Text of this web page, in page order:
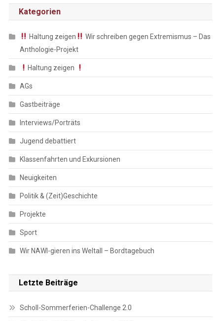
Kategorien
Haltung zeigen
Wir schreiben gegen Extremismus – Das
Anthologie-Projekt
Haltung zeigen
AGs
Gastbeiträge
Interviews/Porträts
Jugend debattiert
Klassenfahrten und Exkursionen
Neuigkeiten
Politik & (Zeit)Geschichte
Projekte
Sport
Wir NAWI-gieren ins Weltall – Bordtagebuch
Letzte Beiträge
Scholl-Sommerferien-Challenge 2.0